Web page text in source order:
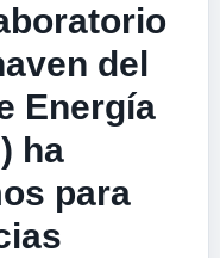
del
Energía
ha
para